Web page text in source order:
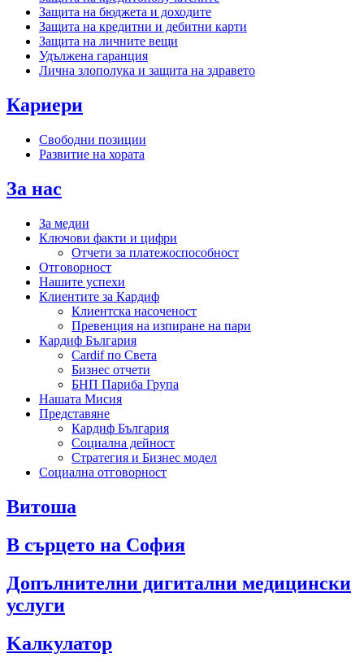
Защита на бюджета и доходите
Защита на кредитни и дебитни карти
Защита на личните вещи
Удължена гаранция
Лична злополука и защита на здравето
Кариери
Свободни позиции
Развитие на хората
За нас
За медии
Ключови факти и цифри
Отчети за платежоспособност
Отговорност
Нашите успехи
Клиентите за Кардиф
Клиентска насоченост
Превенция на изпиране на пари
Кардиф България
Cardif по Света
Бизнес отчети
БНП Париба Група
Нашата Мисия
Представяне
Кардиф България
Социална дейност
Стратегия и Бизнес модел
Социална отговорност
Витоша
В сърцето на София
Допълнителни дигитални медицински
услуги
Kалкулатор